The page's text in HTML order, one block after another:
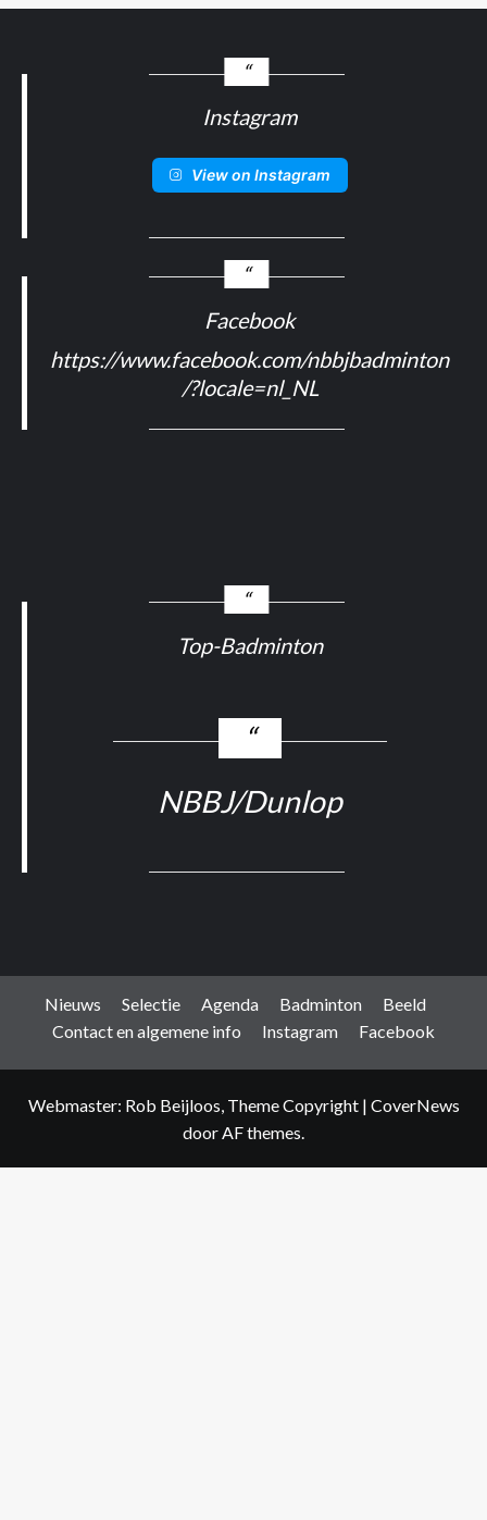
Instagram
View on Instagram
Facebook
https://www.facebook.com/nbbjbadminton
/?locale=nl_NL
Top-Badminton
NBBJ/Dunlop
Nieuws Selectie Agenda Badminton
Beeld
Contact en algemene info
Instagram Facebook
Webmaster: Rob Beijloos, Theme Copyright | CoverNews
door AF themes.